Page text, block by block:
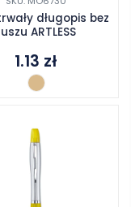
długopis bez
ARTLESS
1.13 zł